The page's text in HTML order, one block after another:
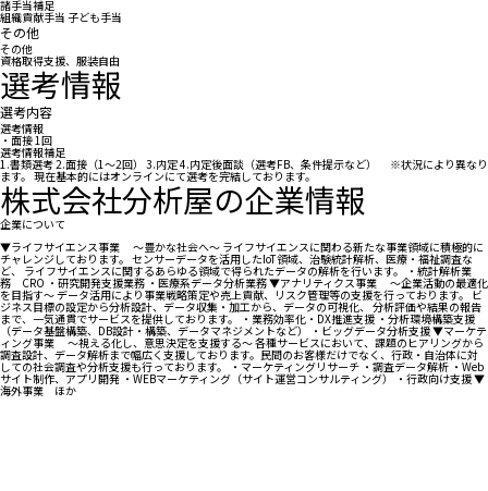
諸手当補足
組織貢献手当 子ども手当
その他
その他
資格取得支援、服装自由
選考情報
選考内容
選考情報
・面接 1回
選考情報補足
1.書類選考 2.面接（1～2回） 3.内定 4.内定後面談（選考FB、条件提示など） ※状況により異なり
ます。 現在基本的にはオンラインにて選考を完結しております。
株式会社分析屋の企業情報
企業について
▼ライフサイエンス事業 ～豊かな社会へ～ ライフサイエンスに関わる新たな事業領域に積極的に
チャレンジしております。 センサーデータを活用したIoT領域、治験統計解析、医療・福祉調査な
ど、 ライフサイエンスに関するあらゆる領域で得られたデータの解析を行います。 ・統計解析業
務 CRO ・研究開発支援業務 ・医療系データ分析業務 ▼アナリティクス事業 ～企業活動の最適化
を目指す～ データ活用により事業戦略策定や売上貢献、リスク管理等の支援を行っております。 ビ
ジネス目標の設定から分析設計、データ収集・加工から、データの可視化、 分析評価や結果の報告
まで、一気通貫でサービスを提供しております。 ・業務効率化・DX推進支援 ・分析環境構築支援
（データ基盤構築、DB設計・構築、データマネジメントなど） ・ビッグデータ分析支援 ▼マーケテ
ィング事業 ～視える化し、意思決定を支援する～ 各種サービスにおいて、課題のヒアリングから
調査設計、データ解析まで幅広く支援しております。民間のお客様だけでなく、行政・自治体に対
しての社会調査や分析支援も行っております。 ・マーケティングリサーチ ・調査データ解析 ・Web
サイト制作、アプリ開発 ・WEBマーケティング（サイト運営コンサルティング） ・行政向け支援 ▼
海外事業 ほか